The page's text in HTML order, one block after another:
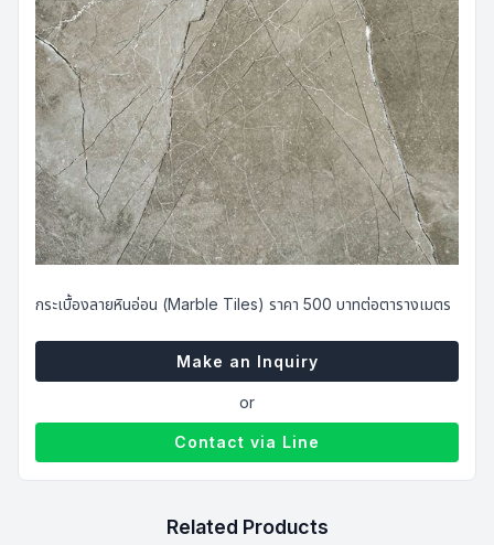
กระเบื้องปูพื้น (FLOORING TILES)
กระเบื้องแกรนิตโต้ (GRANITO TILES)
กระเบื้องลายหินอ่อน (MARBLE TILES)
กระเบื้องลายหินอ่อน Grey
AMA66018
Size: 60x60 cm
Color: Grey
฿ 500.00
กระเบื้องลายหินอ่อน (Marble Tiles) ราคา 500 บาทต่อตารางเมตร
Make an Inquiry
or
Contact via Line
Related Products